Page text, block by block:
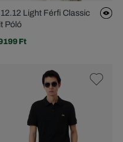
Light Férfi Classic
Póló
Ft